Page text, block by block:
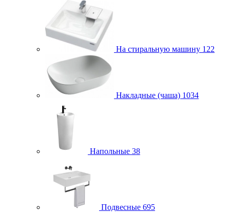
На стиральную машину 122
Накладные (чаша) 1034
Напольные 38
Подвесные 695